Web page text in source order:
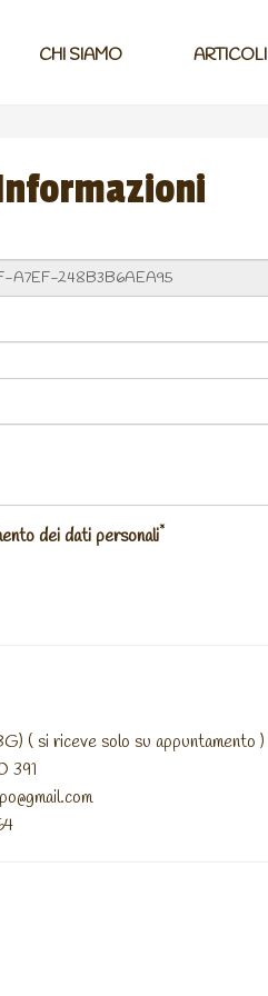
CHI SIAMO ARTICOLI
dei dati personali*
( si riceve solo su appuntamento )
391